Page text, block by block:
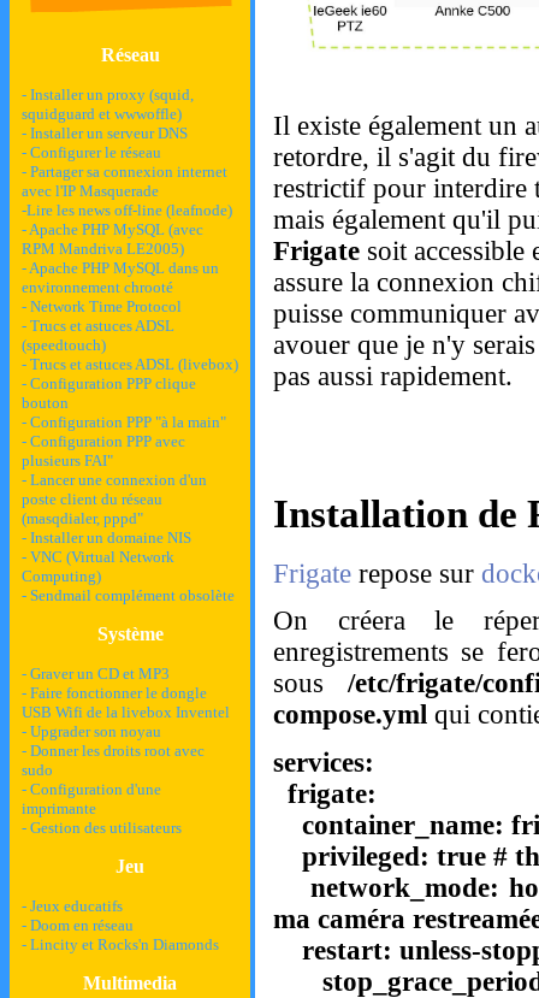
Réseau
- Installer un proxy (squid,
squidguard et wwwoffle)
- Installer un serveur DNS
- Configurer le réseau
- Partager sa connexion internet
avec l'IP Masquerade
-Lire les news off-line (leafnode)
- Apache PHP MySQL (avec
RPM Mandriva LE2005)
- Apache PHP MySQL dans un
environnement chrooté
- Network Time Protocol
- Trucs et astuces ADSL
(speedtouch)
- Trucs et astuces ADSL (livebox)
- Configuration PPP clique
bouton
- Configuration PPP "à la main"
- Configuration PPP avec
plusieurs FAI"
- Lancer une connexion d'un
poste client du réseau
(masqdialer, pppd"
- Installer un domaine NIS
- VNC (Virtual Network
Computing)
- Sendmail complément obsolète
Système
- Graver un CD et MP3
- Faire fonctionner le dongle
USB Wifi de la livebox Inventel
- Upgrader son noyau
- Donner les droits root avec
sudo
- Configuration d'une
imprimante
- Gestion des utilisateurs
Jeu
- Jeux educatifs
- Doom en réseau
- Lincity et Rocks'n Diamonds
Multimedia
Il existe également un
retordre, il s'agit du
restrictif pour interdire
mais également qu'il
Frigatesoit accessible
assure la connexion
puisse communiquer
avouer que je n'y
pas aussi rapidement.
Installation de
Frigaterepose sur
On créera le
enregistrements se
sous/etc/frigate/
compose.ymlqui
services:
frigate:
container_name:
privileged: true #
network_mode:
ma caméra
restart: unless-